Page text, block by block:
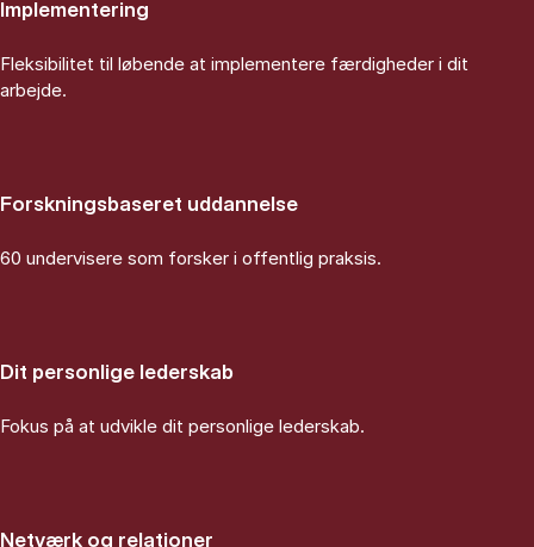
Implementering
Fleksibilitet til løbende at implementere færdigheder i dit
arbejde.
Forskningsbaseret uddannelse
60 undervisere som forsker i offentlig praksis.
Dit personlige lederskab
Fokus på at udvikle dit personlige lederskab.
Netværk og relationer